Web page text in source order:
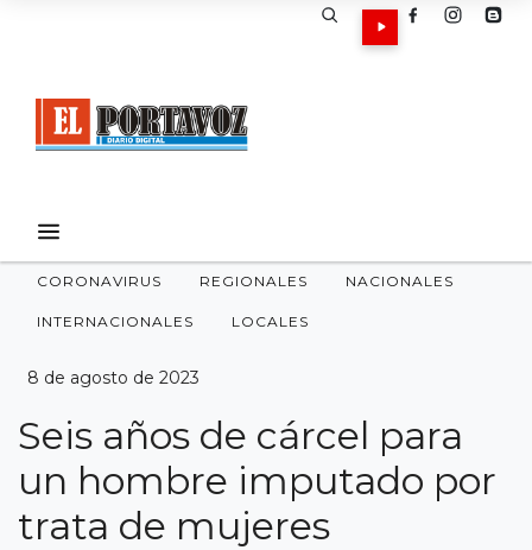
CORONAVIRUS REGIONALES NACIONALES
INTERNACIONALES LOCALES
8 de agosto de 2023
Seis años de cárcel para
un hombre imputado por
trata de mujeres